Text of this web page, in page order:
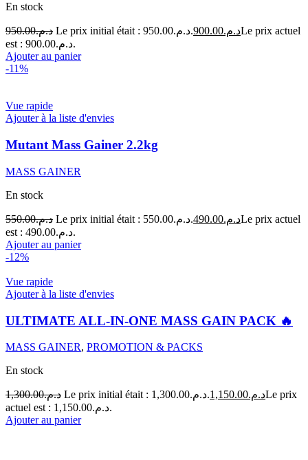
En stock
د.م.950.00 Le prix initial était : د.م.950.00. د.م.900.00
Le prix actuel
est : د.م.900.00.
Ajouter au panier
-11%
Vue rapide
Ajouter à la liste d'envies
Mutant Mass Gainer 2.2kg
MASS GAINER
En stock
د.م.550.00 Le prix initial était : د.م.550.00. د.م.490.00
Le prix actuel
est : د.م.490.00.
Ajouter au panier
-12%
Vue rapide
Ajouter à la liste d'envies
ULTIMATE ALL-IN-ONE MASS GAIN PACK 🔥
MASS GAINER, PROMOTION & PACKS
En stock
د.م.1,300.00 Le prix initial était : د.م.1,300.00. د.م.1,150.00
Le prix
actuel est : د.م.1,150.00.
Ajouter au panier